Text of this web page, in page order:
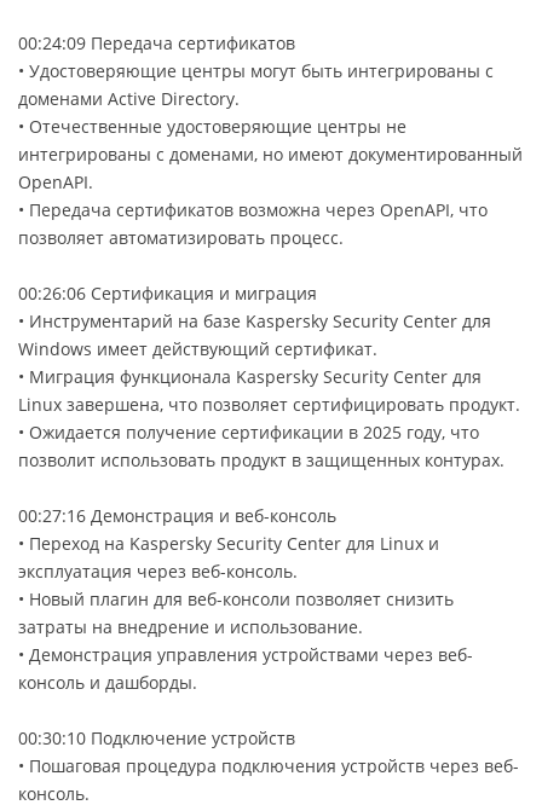
00:24:09 Передача сертификатов
• Удостоверяющие центры могут быть интегрированы с
доменами Active Directory.
• Отечественные удостоверяющие центры не
интегрированы с доменами, но имеют документированный
OpenAPI.
• Передача сертификатов возможна через OpenAPI, что
позволяет автоматизировать процесс.
00:26:06 Сертификация и миграция
• Инструментарий на базе Kaspersky Security Center для
Windows имеет действующий сертификат.
• Миграция функционала Kaspersky Security Center для
Linux завершена, что позволяет сертифицировать продукт.
• Ожидается получение сертификации в 2025 году, что
позволит использовать продукт в защищенных контурах.
00:27:16 Демонстрация и веб-консоль
• Переход на Kaspersky Security Center для Linux и
эксплуатация через веб-консоль.
• Новый плагин для веб-консоли позволяет снизить
затраты на внедрение и использование.
• Демонстрация управления устройствами через веб-
консоль и дашборды.
00:30:10 Подключение устройств
• Пошаговая процедура подключения устройств через веб-
консоль.